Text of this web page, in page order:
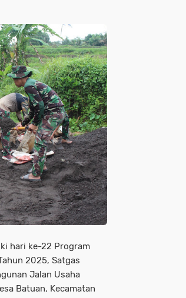
hari ke-22 Program
2025, Satgas
Jalan Usaha
Batuan, Kecamatan